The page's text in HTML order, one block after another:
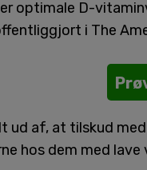
optimale D-
i The
ud af, at tilskud
hos dem med lave